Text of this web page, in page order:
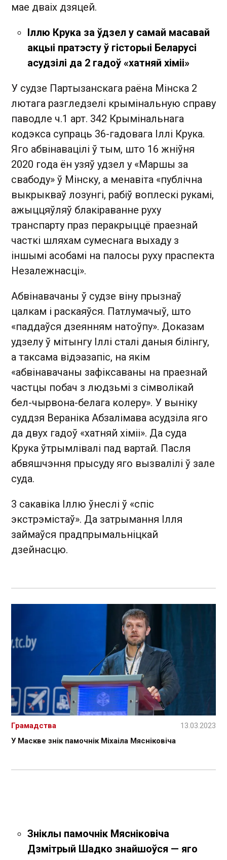
мае дваіх дзяцей.
Іллю Крука за ўдзел у самай масавай
акцыі пратэсту ў гісторыі Беларусі
асудзілі да 2 гадоў «хатняй хіміі»
У судзе Партызанскага раёна Мінска 2
лютага разгледзелі крымінальную справу
паводле ч.1 арт. 342 Крымінальнага
кодэкса супраць 36-гадовага Іллі Крука.
Яго абвінавацілі ў тым, што 16 жніўня
2020 года ён узяў удзел у «Маршы за
свабоду» ў Мінску, а менавіта «публічна
выкрыкваў лозунгі, рабіў воплескі рукамі,
ажыццяўляў блакіраванне руху
транспарту праз перакрыццё праезнай
часткі шляхам сумеснага выхаду з
іншымі асобамі на палосы руху праспекта
Незалежнасці».
Абвінавачаны ў судзе віну прызнаў
цалкам і раскаяўся. Патлумачыў, што
«паддаўся дзеянням натоўпу». Доказам
удзелу ў мітынгу Іллі сталі даныя білінгу,
а таксама відэазапіс, на якім
«абвінавачаны зафіксаваны на праезнай
частцы побач з людзьмі з сімволікай
бел-чырвона-белага колеру». У выніку
суддзя Вераніка Абзалімава асудзіла яго
да двух гадоў «хатняй хіміі». Да суда
Крука ўтрымлівалі пад вартай. Пасля
абвяшчэння прысуду яго вызвалілі ў зале
суда.
3 сакавіка Іллю ўнеслі ў «спіс
экстрэмістаў». Да затрымання Ілля
займаўся прадпрымальніцкай
дзейнасцю.
У Маскве знік памочнік Міхаіла Мясніковіча
Грамадства 13.03.2023
Зніклы памочнік Мясніковіча
Дзмітрый Шадко знайшоўся — яго